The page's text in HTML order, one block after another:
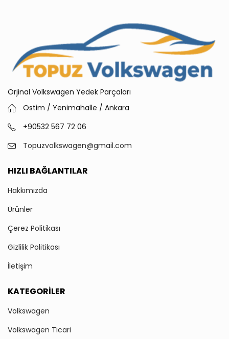
Orjinal Volkswagen Yedek Parçaları
Ostim / Yenimahalle / Ankara
+90532 567 72 06
Topuzvolkswagen@gmail.com
HIZLI BAĞLANTILAR
Hakkımızda
Ürünler
Çerez Politikası
Gizlilik Politikası
İletişim
KATEGORILER
Volkswagen
Volkswagen Ticari